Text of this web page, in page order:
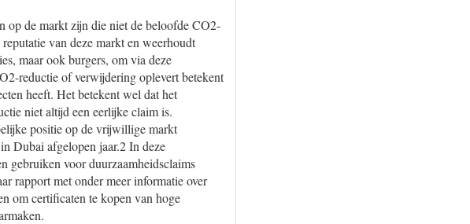
op de markt zijn die niet de beloofde CO2-
van deze markt en weerhoudt
maar ook burgers, om via deze
reductie of verwijdering oplevert betekent
heeft. Het betekent wel dat het
niet altijd een eerlijke claim is.
positie op de vrijwillige markt
Dubai afgelopen jaar.2 In deze
gebruiken voor duurzaamheidsclaims
rapport met onder meer informatie over
om certificaten te kopen van hoge